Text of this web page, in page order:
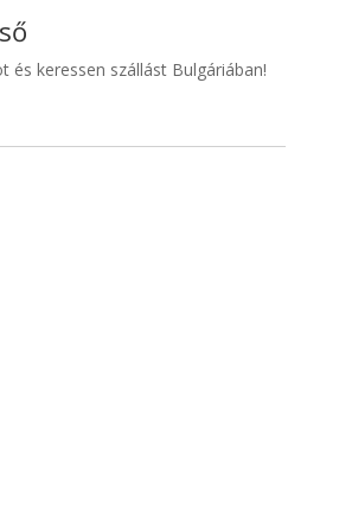
és keressen szállást Bulgáriában!